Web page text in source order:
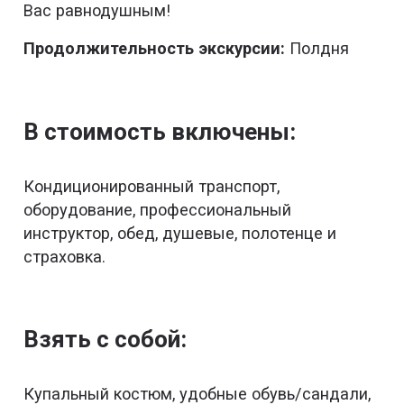
Вас равнодушным!
Продолжительность экскурсии: Полдня
В стоимость включены:
Кондиционированный транспорт,
оборудование, профессиональный
инструктор, обед, душевые, полотенце и
страховка.
Взять с собой:
Купальный костюм, удобные обувь/сандали,